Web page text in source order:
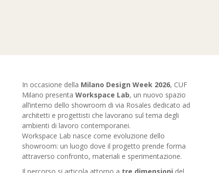
In occasione della Milano Design Week 2026, CUF
Milano presenta Workspace Lab, un nuovo spazio
all’interno dello showroom di via Rosales dedicato ad
architetti e progettisti che lavorano sul tema degli
ambienti di lavoro contemporanei.
Workspace Lab nasce come evoluzione dello
showroom: un luogo dove il progetto prende forma
attraverso confronto, materiali e sperimentazione.